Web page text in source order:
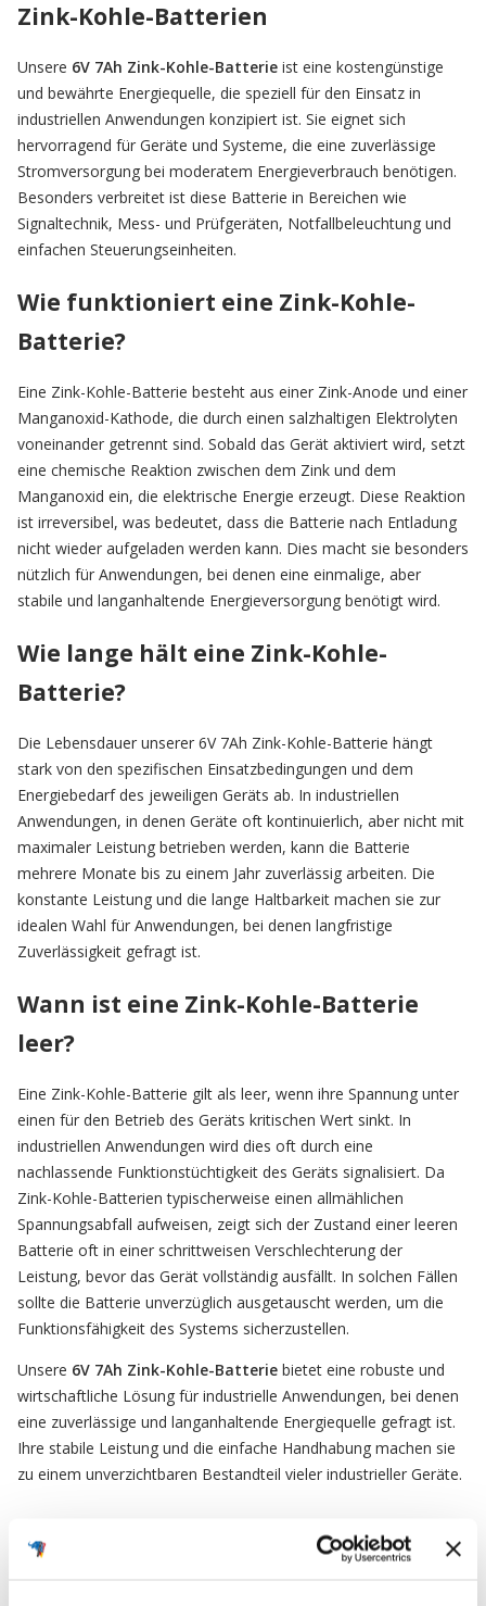
Zink-Kohle-Batterien
Unsere 6V 7Ah Zink-Kohle-Batterie ist eine kostengünstige
und bewährte Energiequelle, die speziell für den Einsatz in
industriellen Anwendungen konzipiert ist. Sie eignet sich
hervorragend für Geräte und Systeme, die eine zuverlässige
Stromversorgung bei moderatem Energieverbrauch benötigen.
Besonders verbreitet ist diese Batterie in Bereichen wie
Signaltechnik, Mess- und Prüfgeräten, Notfallbeleuchtung und
einfachen Steuerungseinheiten.
Wie funktioniert eine Zink-Kohle-
Batterie?
Eine Zink-Kohle-Batterie besteht aus einer Zink-Anode und einer
Manganoxid-Kathode, die durch einen salzhaltigen Elektrolyten
voneinander getrennt sind. Sobald das Gerät aktiviert wird, setzt
eine chemische Reaktion zwischen dem Zink und dem
Manganoxid ein, die elektrische Energie erzeugt. Diese Reaktion
ist irreversibel, was bedeutet, dass die Batterie nach Entladung
nicht wieder aufgeladen werden kann. Dies macht sie besonders
nützlich für Anwendungen, bei denen eine einmalige, aber
stabile und langanhaltende Energieversorgung benötigt wird.
Wie lange hält eine Zink-Kohle-
Batterie?
Die Lebensdauer unserer 6V 7Ah Zink-Kohle-Batterie hängt
stark von den spezifischen Einsatzbedingungen und dem
Energiebedarf des jeweiligen Geräts ab. In industriellen
Anwendungen, in denen Geräte oft kontinuierlich, aber nicht mit
maximaler Leistung betrieben werden, kann die Batterie
mehrere Monate bis zu einem Jahr zuverlässig arbeiten. Die
konstante Leistung und die lange Haltbarkeit machen sie zur
idealen Wahl für Anwendungen, bei denen langfristige
Zuverlässigkeit gefragt ist.
Wann ist eine Zink-Kohle-Batterie
leer?
Eine Zink-Kohle-Batterie gilt als leer, wenn ihre Spannung unter
einen für den Betrieb des Geräts kritischen Wert sinkt. In
industriellen Anwendungen wird dies oft durch eine
nachlassende Funktionstüchtigkeit des Geräts signalisiert. Da
Zink-Kohle-Batterien typischerweise einen allmählichen
Spannungsabfall aufweisen, zeigt sich der Zustand einer leeren
Batterie oft in einer schrittweisen Verschlechterung der
Leistung, bevor das Gerät vollständig ausfällt. In solchen Fällen
sollte die Batterie unverzüglich ausgetauscht werden, um die
Funktionsfähigkeit des Systems sicherzustellen.
Unsere 6V 7Ah Zink-Kohle-Batterie bietet eine robuste und
wirtschaftliche Lösung für industrielle Anwendungen, bei denen
eine zuverlässige und langanhaltende Energiequelle gefragt ist.
Ihre stabile Leistung und die einfache Handhabung machen sie
zu einem unverzichtbaren Bestandteil vieler industrieller Geräte.